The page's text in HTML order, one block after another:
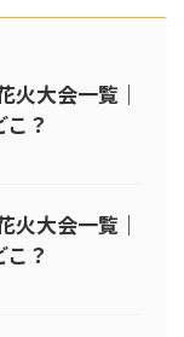
火大会一覧｜
？
火大会一覧｜
？